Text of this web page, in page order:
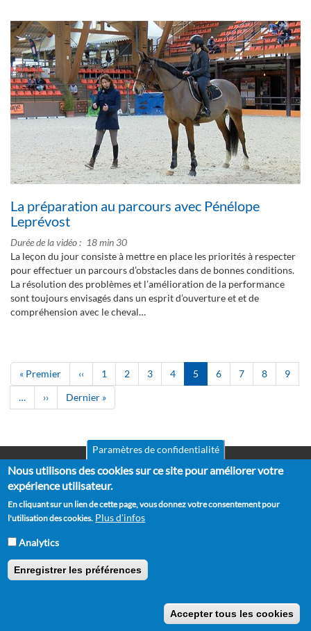
La préparation au parcours avec Pénélope
Leprévost
Durée de la vidéo
18 min 30
La leçon du jour consiste à mettre en place les priorités à respecter
pour effectuer un parcours d’obstacles dans de bonnes conditions.
La résolution des problèmes et l’amélioration de la performance
sont toujours envisagés dans un esprit d’ouverture et et de
compréhension avec le cheval…
Pagination
Première
page
« Premier
Page
précédente
‹‹ Page
1 Page
2 Page
3 Page
4
Page
courante
5 Page
6 Page
7 Page
8 Page
9
…
Page
suivante
››
Dernière
page
Dernier »
Pied
de
page
Mentions légales
CGV
Politique de confidentialité
Politique de cookies
Contact
Copyright © 2012 - 2026 Horse Academy - Tous droits réservés.
Paramètres de confidentialité
Nous utilisons des cookies sur ce site pour améliorer votre
expérience utilisateur.
En cliquant sur un lien de cette page, vous donnez votre consentement pour
l'utilisation des cookies. Plus d'infos
Analytics
Enregistrer les préférences
Accepter tous les cookies